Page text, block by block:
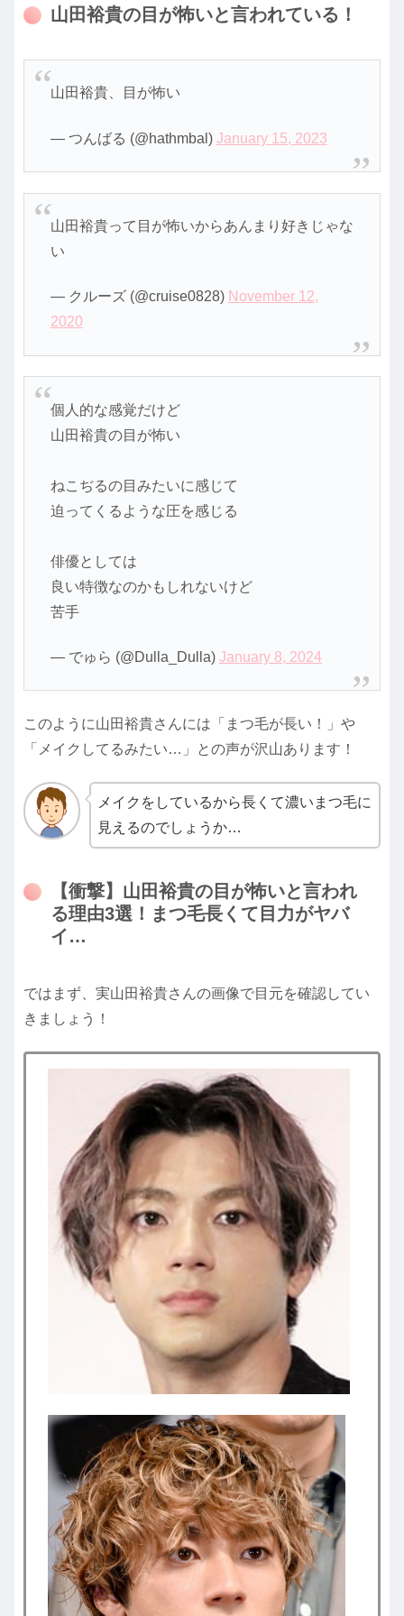
山田裕貴の目が怖いと言われている！
山田裕貴、目が怖い
— つんばる (@hathmbal) January 15, 2023
山田裕貴って目が怖いからあんまり好きじゃな
い
— クルーズ (@cruise0828) November 12,
2020
個人的な感覚だけど
山田裕貴の目が怖い
ねこぢるの目みたいに感じて
迫ってくるような圧を感じる
俳優としては
良い特徴なのかもしれないけど
苦手
— でゅら (@Dulla_Dulla) January 8, 2024
このように山田裕貴さんには「まつ毛が長い！」や
「メイクしてるみたい…」との声が沢山あります！
メイクをしているから長くて濃いまつ毛に
見えるのでしょうか…
【衝撃】山田裕貴の目が怖いと言われ
る理由3選！まつ毛長くて目力がヤバ
イ…
ではまず、実山田裕貴さんの画像で目元を確認してい
きましょう！